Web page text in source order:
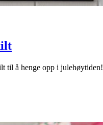
til å henge opp i julehøytiden!